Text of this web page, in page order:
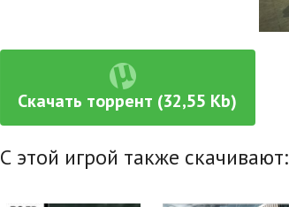
Скачать торрент (32,55 Kb)
С этой игрой также скачивают: